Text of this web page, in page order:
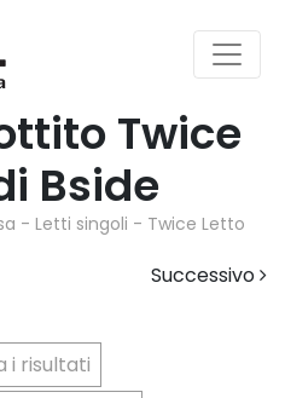
Twice
Bside
- Letti singoli - Twice Letto
Successivo
i risultati